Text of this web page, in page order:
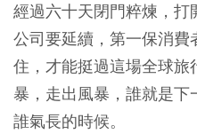
經過六十天閉門粹煉，打
公司要延續，第一保消
住，才能挺過這場全球
暴，走出風暴，誰就是
誰氣長的時候。